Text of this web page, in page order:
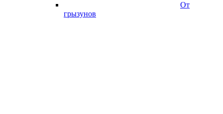
От
грызунов